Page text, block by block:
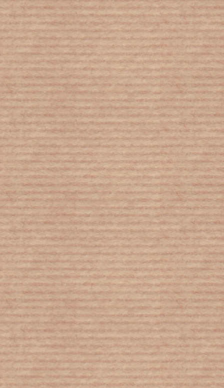
Πώς μιλάμε στα παιδιά για τον
κοροναϊό και το lockdown;
Σε ποιους ασθενείς η Covid-19 διαρκεί
πολύ – Το πιο επίμονο σύμπτωμα
Επιστολή της ΟΛΜΕ προς
εκπαιδευτικούς, μαθητές και γονείς
για τη νέα σχολική χρονιά